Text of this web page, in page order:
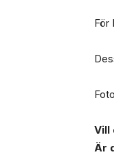
För
Vill
Är